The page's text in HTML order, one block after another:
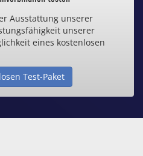
Domain
/ Monat
Zertifikate
Ausstattung unserer
unserer
eines kostenlosen
Test-Paket